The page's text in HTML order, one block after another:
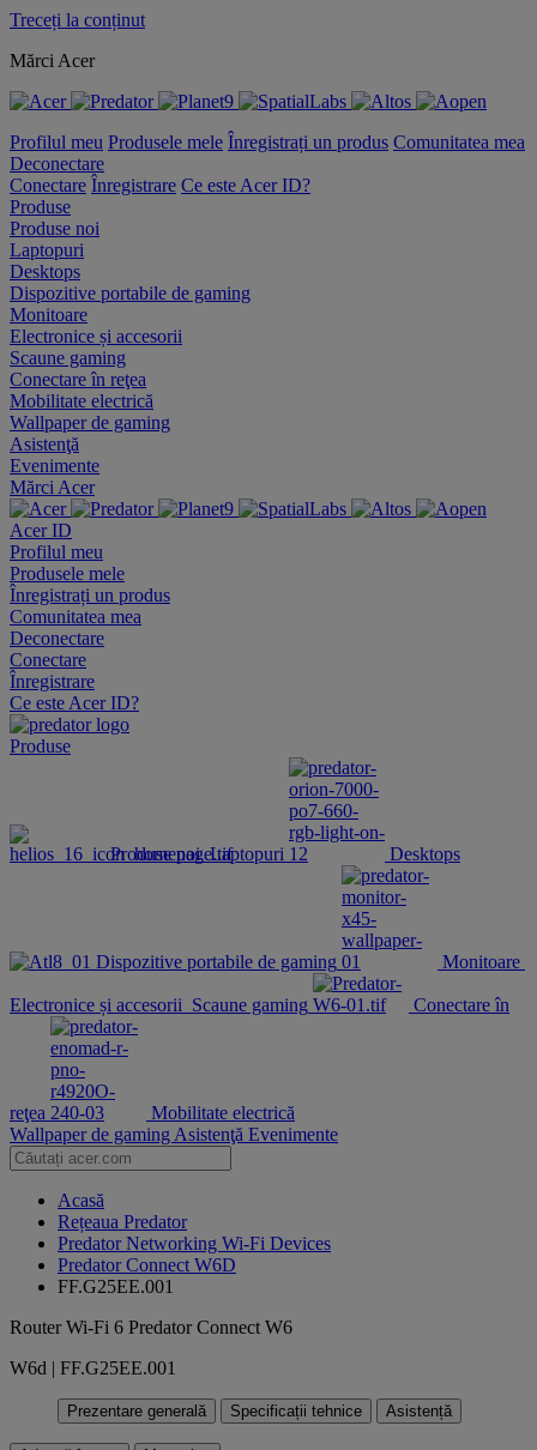
Treceți la conținut
Mărci Acer
Profilul meu Produsele mele Înregistrați un produs Comunitatea mea
Deconectare
Conectare Înregistrare Ce este Acer ID?
Produse
Produse noi
Laptopuri
Desktops
Dispozitive portabile de gaming
Monitoare
Electronice și accesorii
Scaune gaming
Conectare în reţea
Mobilitate electrică
Wallpaper de gaming
Asistenţă
Evenimente
Mărci Acer
Acer ID
Profilul meu
Produsele mele
Înregistrați un produs
Comunitatea mea
Deconectare
Conectare
Înregistrare
Ce este Acer ID?
Produse
Produse noi Laptopuri Desktops
Dispozitive portabile de gaming Monitoare
Electronice și accesorii Scaune gaming Conectare în
reţea
Mobilitate electrică
Wallpaper de gaming Asistenţă Evenimente
Acasă
Rețeaua Predator
Predator Networking Wi-Fi Devices
Predator Connect W6D
FF.G25EE.001
Router Wi-Fi 6 Predator Connect W6
W6d | FF.G25EE.001
Prezentare generală Specificații tehnice Asistență